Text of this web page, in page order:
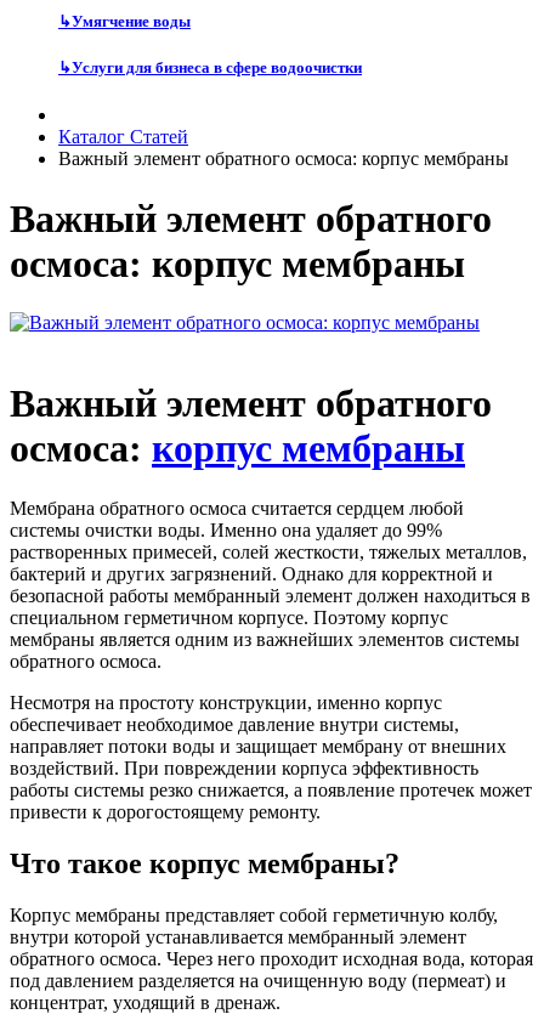
↳Умягчение воды
↳Услуги для бизнеса в сфере водоочистки
Каталог Статей
Важный элемент обратного осмоса: корпус мембраны
Важный элемент обратного
осмоса: корпус мембраны
Важный элемент обратного
осмоса: корпус мембраны
Мембрана обратного осмоса считается сердцем любой
системы очистки воды. Именно она удаляет до 99%
растворенных примесей, солей жесткости, тяжелых металлов,
бактерий и других загрязнений. Однако для корректной и
безопасной работы мембранный элемент должен находиться в
специальном герметичном корпусе. Поэтому корпус
мембраны является одним из важнейших элементов системы
обратного осмоса.
Несмотря на простоту конструкции, именно корпус
обеспечивает необходимое давление внутри системы,
направляет потоки воды и защищает мембрану от внешних
воздействий. При повреждении корпуса эффективность
работы системы резко снижается, а появление протечек может
привести к дорогостоящему ремонту.
Что такое корпус мембраны?
Корпус мембраны представляет собой герметичную колбу,
внутри которой устанавливается мембранный элемент
обратного осмоса. Через него проходит исходная вода, которая
под давлением разделяется на очищенную воду (пермеат) и
концентрат, уходящий в дренаж.